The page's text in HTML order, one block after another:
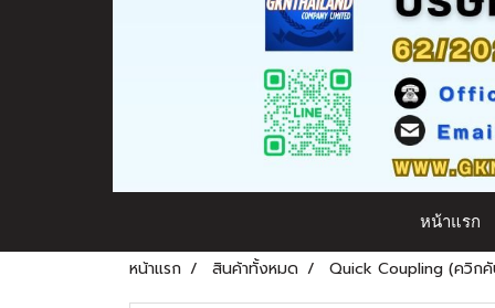
หน้าแรก
หน้าแรก สินค้าทั้งหมด Quick Coupling (ควิก